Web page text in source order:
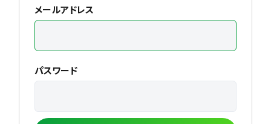
メールアドレス
パスワード